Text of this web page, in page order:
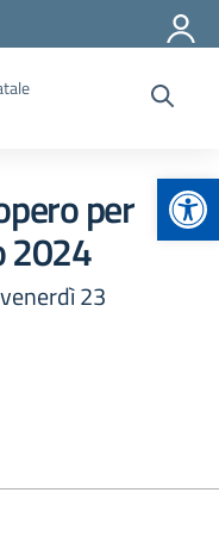
per
2024
23